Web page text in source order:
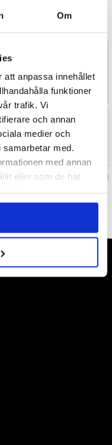
Om
att anpassa innehållet
funktioner
trafik. Vi
och annan
medier och
med.
med annan
eller som de har
med glimten i ögat.
Art. nr 144455